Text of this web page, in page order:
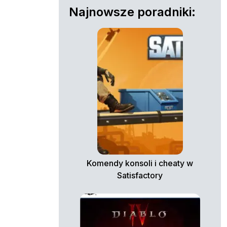
Najnowsze poradniki:
Komendy konsoli i cheaty w
Satisfactory